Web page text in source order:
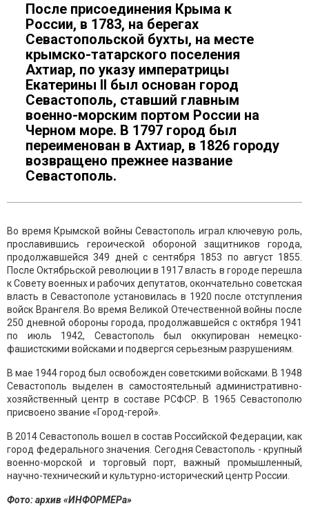
После присоединения Крыма к
России, в 1783, на берегах
Севастопольской бухты, на месте
крымско-татарского поселения
Ахтиар, по указу императрицы
Екатерины II был основан город
Севастополь, ставший главным
военно-морским портом России на
Черном море. В 1797 город был
переименован в Ахтиар, в 1826 городу
возвращено прежнее название
Севастополь.
Во время Крымской войны Севастополь играл ключевую роль,
прославившись героической обороной защитников города,
продолжавшейся 349 дней с сентября 1853 по август 1855.
После Октябрьской революции в 1917 власть в городе перешла
к Совету военных и рабочих депутатов, окончательно советская
власть в Севастополе установилась в 1920 после отступления
войск Врангеля. Во время Великой Отечественной войны после
250 дневной обороны города, продолжавшейся с октября 1941
по июль 1942, Севастополь был оккупирован немецко-
фашистскими войсками и подвергся серьезным разрушениям.
В мае 1944 город был освобожден советскими войсками. В 1948
Севастополь выделен в самостоятельный административно-
хозяйственный центр в составе РСФСР. В 1965 Севастополю
присвоено звание «Город-герой».
В 2014 Севастополь вошел в состав Российской Федерации, как
город федерального значения. Сегодня Севастополь - крупный
военно-морской и торговый порт, важный промышленный,
научно-технический и культурно-исторический центр России.
Фото: архив «ИНФОРМЕРа»